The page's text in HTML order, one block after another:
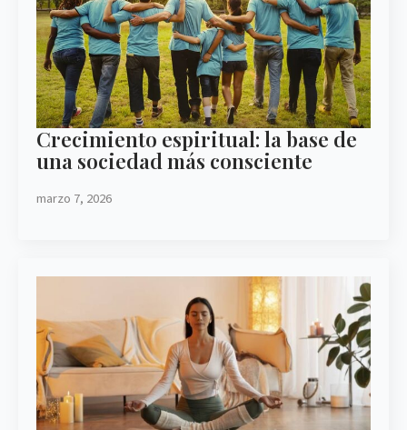
Crecimiento espiritual: la base de
una sociedad más consciente
marzo 7, 2026